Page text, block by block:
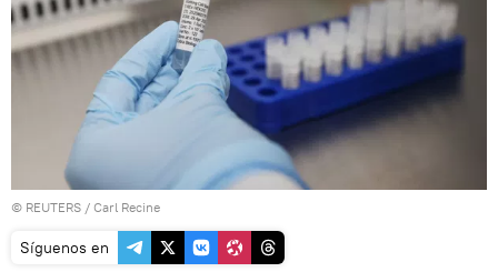
© REUTERS / Carl Recine
Síguenos en